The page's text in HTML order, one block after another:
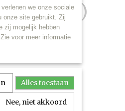
(set)
we onze sociale
onze site gebruikt. Zij
zij mogelijk hebben
voor meer informatie
Alles toestaan
Nee, niet akkoord